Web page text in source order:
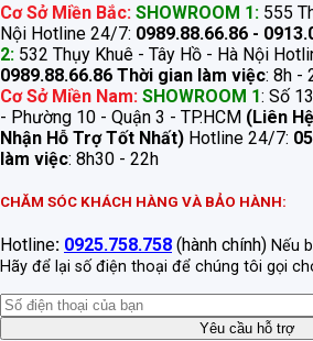
Cơ Sở Miền Bắc: SHOWROOM 1: 555
Nội Hotline 24/7: 0989.88.66.86 -
2: 532 Thụy Khuê - Tây Hồ - Hà Nội
0989.88.66.86 Thời gian làm việc: 8h -
Cơ Sở Miền Nam: SHOWROOM 1: Số
- Phường 10 - Quận 3 - TP.HCM (Liên
Nhận Hỗ Trợ Tốt Nhất) Hotline 24/7:
làm việc: 8h30 - 22h
CHĂM SÓC KHÁCH HÀNG VÀ BẢO HÀNH:
Hotline: 0925.758.758 (hành chính) Nếu
Hãy để lại số điện thoại để chúng tôi gọi